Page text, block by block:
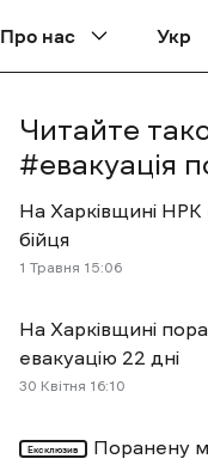
Про нас Укр
Читайте
#евакуація
На Харківщині
бійця
1 Травня 15:06
На Харківщині
евакуацію 22 дні
30 Квітня 16:10
Ексклюзив
Поранену